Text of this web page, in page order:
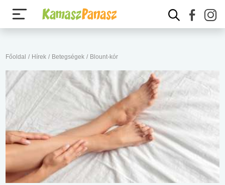
Főoldal / Hírek / Betegségek / Blount-kór